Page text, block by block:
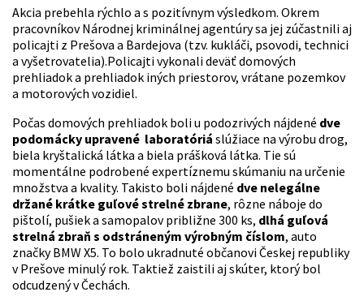
Akcia prebehla rýchlo a s pozitívnym výsledkom. Okrem
pracovníkov Národnej kriminálnej agentúry sa jej zúčastnili aj
policajti z Prešova a Bardejova (tzv. kukláči, psovodi, technici
a vyšetrovatelia).Policajti vykonali deväť domových
prehliadok a prehliadok iných priestorov, vrátane pozemkov
a motorových vozidiel.
Počas domových prehliadok boli u podozrivých nájdené dve
podomácky upravené laboratóriá slúžiace na výrobu drog,
biela kryštalická látka a biela prášková látka. Tie sú
momentálne podrobené expertíznemu skúmaniu na určenie
množstva a kvality. Takisto boli nájdené dve nelegálne
držané krátke guľové strelné zbrane, rôzne náboje do
pištolí, pušiek a samopalov približne 300 ks, dlhá guľová
strelná zbraň s odstráneným výrobným číslom, auto
značky BMW X5. To bolo ukradnuté občanovi Českej republiky
v Prešove minulý rok. Taktiež zaistili aj skúter, ktorý bol
odcudzený v Čechách.